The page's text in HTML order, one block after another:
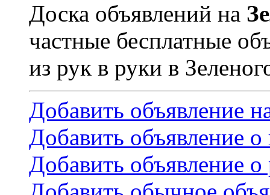
Доска объявлений на
частные бесплатные
из рук в руки в
Добавить объявление
Добавить объявление
Добавить объявление о